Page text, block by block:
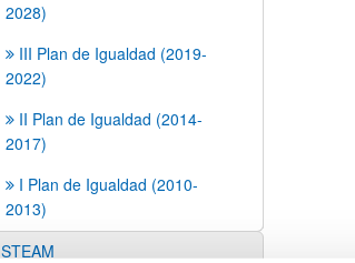
2028)
III Plan de Igualdad (2019-
2022)
II Plan de Igualdad (2014-
2017)
I Plan de Igualdad (2010-
2013)
STEAM